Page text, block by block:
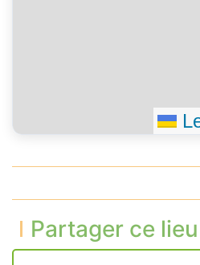
Partager ce lieu